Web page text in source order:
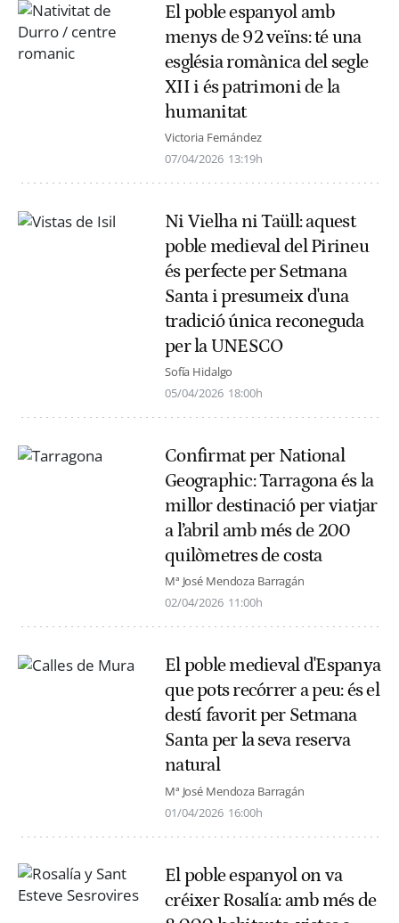
El poble espanyol amb
menys de 92 veïns: té una
església romànica del segle
XII i és patrimoni de la
humanitat
Victoria Fernández
07/04/2026 13:19h
Ni Vielha ni Taüll: aquest
poble medieval del Pirineu
és perfecte per Setmana
Santa i presumeix d'una
tradició única reconeguda
per la UNESCO
Sofía Hidalgo
05/04/2026 18:00h
Confirmat per National
Geographic: Tarragona és la
millor destinació per viatjar
a l’abril amb més de 200
quilòmetres de costa
Mª José Mendoza Barragán
02/04/2026 11:00h
El poble medieval d'Espanya
que pots recórrer a peu: és el
destí favorit per Setmana
Santa per la seva reserva
natural
Mª José Mendoza Barragán
01/04/2026 16:00h
El poble espanyol on va
créixer Rosalía: amb més de